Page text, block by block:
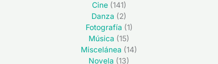
Cine(141)
Danza (2)
Fotografía (1)
Música (15)
Miscelánea (14)
Novela (13)